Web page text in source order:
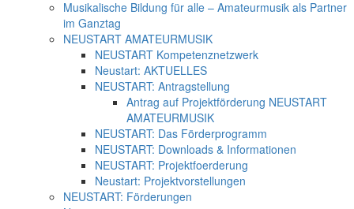
Musikalische Bildung für alle – Amateurmusik als Partner
im Ganztag
NEUSTART AMATEURMUSIK
NEUSTART Kompetenznetzwerk
Neustart: AKTUELLES
NEUSTART: Antragstellung
Antrag auf Projektförderung NEUSTART
AMATEURMUSIK
NEUSTART: Das Förderprogramm
NEUSTART: Downloads & Informationen
NEUSTART: Projektfoerderung
Neustart: Projektvorstellungen
NEUSTART: Förderungen